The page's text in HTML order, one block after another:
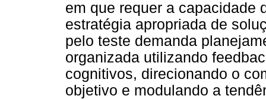
em que requer a capacidade
estratégia apropriada de
pelo teste demanda
organizada utilizando
cognitivos, direcionando o
objetivo e modulando a